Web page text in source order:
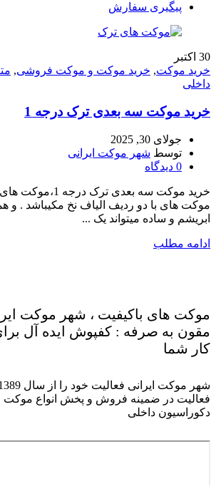
پیگیری سفارش
30 اکتبر
خرید موکت, خرید موکت و موکت فروشی,
داخلی
خرید موکت سه بعدی ترک درجه 1
جولای 30, 2025
توسط شهر موکت ایرانی
0 دیدگاه
خرید موکت سه بعدی
موکت های با دو ردیف الیاف نخ مکیباشد . و
ابریشم و ساده میتواند یک ...
ادامه مطلب
موکت های باکیفیت ، شهر موکت
مقون به صرفه : کفپوش ایده آل
کار شما
فعالیت در ضمینه فروش و پخش انواع موکت
دکوراسیون داخلی